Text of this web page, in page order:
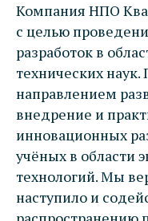
Компания НПО
с целью
разработок в
технических
направлением
внедрение и
инновационных
учёных в области
технологий. Мы
наступило и